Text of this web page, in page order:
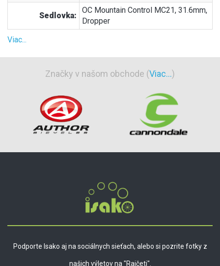
Sedlovka:
OC Mountain Control MC21, 31.6mm,
Dropper
Viac...
Značky v našom obchode (Viac...)
Podporte Isako aj na sociálnych sieťach, alebo si pozrite fotky z
našich výletov na "Rajčeti".